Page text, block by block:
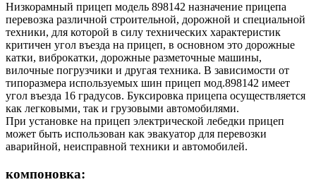
Низкорамный прицеп модель 898142 назначение прицепа
перевозка различной строительной, дорожной и специальной
техники, для которой в силу технических характеристик
критичен угол въезда на прицеп, в основном это дорожные
катки, виброкатки, дорожные разметочные машины,
вилочные погрузчики и другая техника. В зависимости от
типоразмера используемых шин прицеп мод.898142 имеет
угол въезда 16 градусов. Буксировка прицепа осуществляется
как легковыми, так и грузовыми автомобилями.
При установке на прицеп электрической лебедки прицеп
может быть использован как эвакуатор для перевозки
аварийной, неисправной техники и автомобилей.
компоновка: